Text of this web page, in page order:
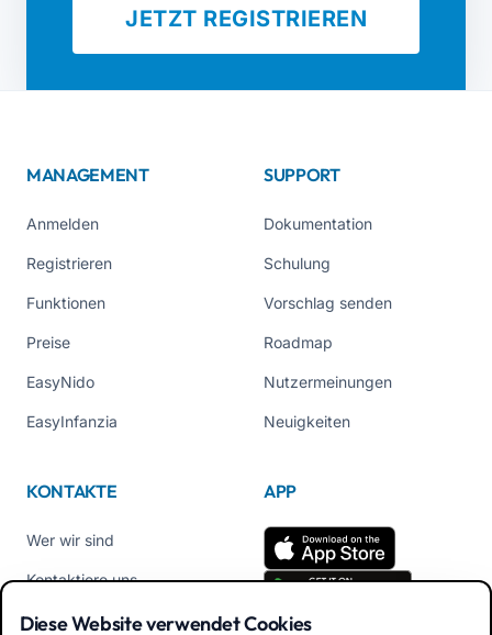
JETZT REGISTRIEREN
MANAGEMENT
Anmelden
Registrieren
Funktionen
Preise
EasyNido
EasyInfanzia
SUPPORT
Dokumentation
Schulung
Vorschlag senden
Roadmap
Nutzermeinungen
Neuigkeiten
KONTAKTE
Wer wir sind
Kontaktiere uns
Tel +39 02 84152514
APP
Diese Website verwendet Cookies